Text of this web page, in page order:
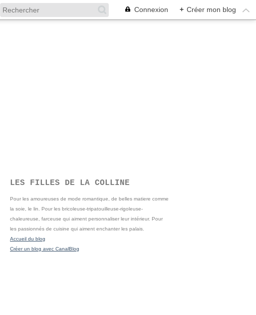
Connexion + Créer mon blog
LES FILLES DE LA COLLINE
Pour les amoureuses de mode romantique, de belles matiere comme
la soie, le lin. Pour les bricoleuse-tripatouilleuse-rigoleuse-
chaleureuse, farceuse qui aiment personnaliser leur intérieur. Pour
les passionnés de cuisine qui aiment enchanter les palais.
Accueil du blog
Créer un blog avec CanalBlog